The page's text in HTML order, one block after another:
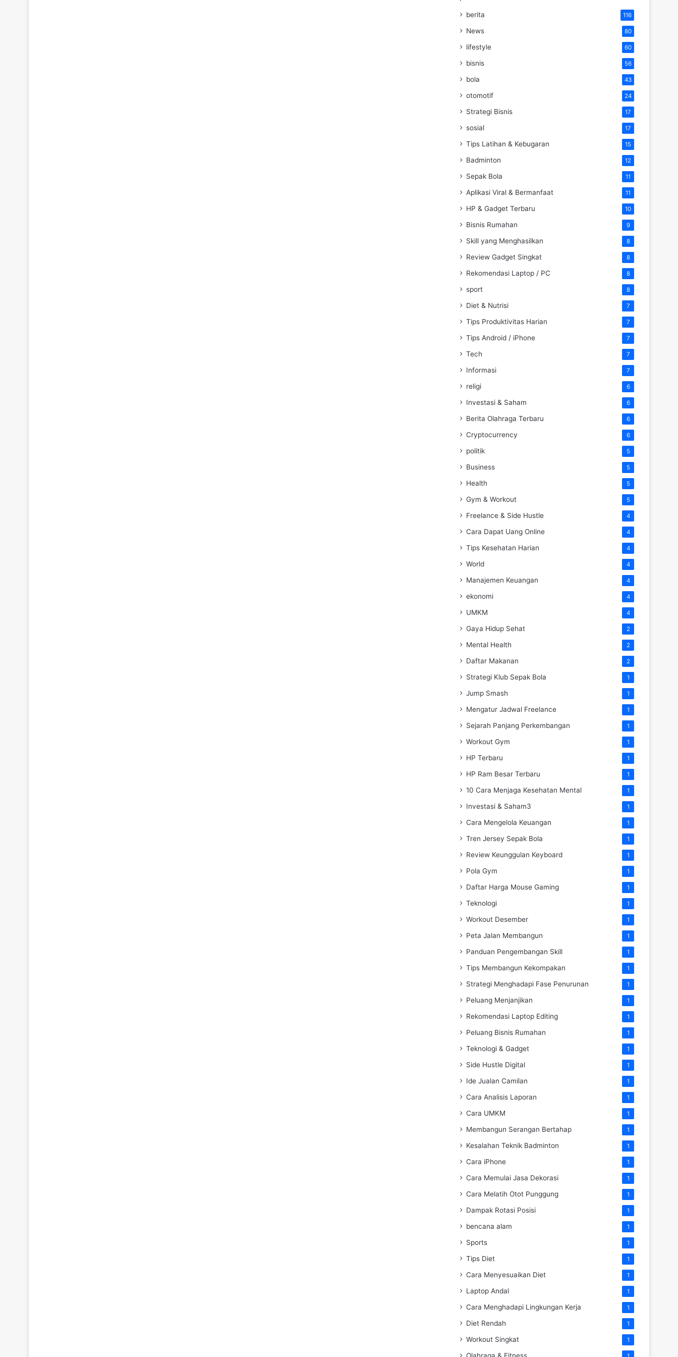
berita 116
News 80
lifestyle 60
bisnis 56
bola 43
otomotif 24
Strategi Bisnis 17
sosial 17
Tips Latihan & Kebugaran 15
Badminton 12
Sepak Bola 11
Aplikasi Viral & Bermanfaat 11
HP & Gadget Terbaru 10
Bisnis Rumahan 9
Skill yang Menghasilkan 8
Review Gadget Singkat 8
Rekomendasi Laptop / PC 8
sport 8
Diet & Nutrisi 7
Tips Produktivitas Harian 7
Tips Android / iPhone 7
Tech 7
Informasi 7
religi 6
Investasi & Saham 6
Berita Olahraga Terbaru 6
Cryptocurrency 6
politik 5
Business 5
Health 5
Gym & Workout 5
Freelance & Side Hustle 4
Cara Dapat Uang Online 4
Tips Kesehatan Harian 4
World 4
Manajemen Keuangan 4
ekonomi 4
UMKM 4
Gaya Hidup Sehat 2
Mental Health 2
Daftar Makanan 2
Strategi Klub Sepak Bola 1
Jump Smash 1
Mengatur Jadwal Freelance 1
Sejarah Panjang Perkembangan 1
Workout Gym 1
HP Terbaru 1
HP Ram Besar Terbaru 1
10 Cara Menjaga Kesehatan Mental 1
Investasi & Saham3 1
Cara Mengelola Keuangan 1
Tren Jersey Sepak Bola 1
Review Keunggulan Keyboard 1
Pola Gym 1
Daftar Harga Mouse Gaming 1
Teknologi 1
Workout Desember 1
Peta Jalan Membangun 1
Panduan Pengembangan Skill 1
Tips Membangun Kekompakan 1
Strategi Menghadapi Fase Penurunan 1
Peluang Menjanjikan 1
Rekomendasi Laptop Editing 1
Peluang Bisnis Rumahan 1
Teknologi & Gadget 1
Side Hustle Digital 1
Ide Jualan Camilan 1
Cara Analisis Laporan 1
Cara UMKM 1
Membangun Serangan Bertahap 1
Kesalahan Teknik Badminton 1
Cara iPhone 1
Cara Memulai Jasa Dekorasi 1
Cara Melatih Otot Punggung 1
Dampak Rotasi Posisi 1
bencana alam 1
Sports 1
Tips Diet 1
Cara Menyesuaikan Diet 1
Laptop Andal 1
Cara Menghadapi Lingkungan Kerja 1
Diet Rendah 1
Workout Singkat 1
Olahraga & Fitness